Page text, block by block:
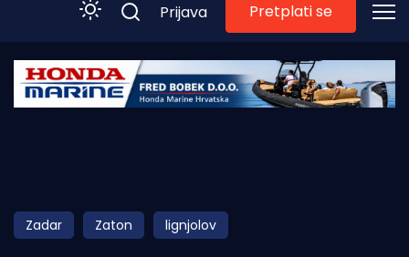
Početna
Obala
Otoci
Prijava Pretplati se
Zadar Zaton lignjolov